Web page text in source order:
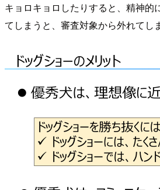
キョロキョロしたりすると、精神的
てしまうと、審査対象から外れてし